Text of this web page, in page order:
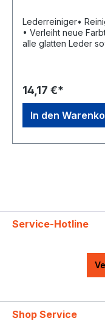
Lederreiniger•
• Verleiht neue
alle glatten Leder
14,17 €*
In den
Service-Hotline
Shop Service